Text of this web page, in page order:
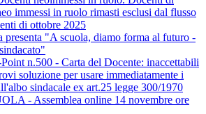
immessi in ruolo rimasti esclusi dal flusso
di ottobre 2025
presenta "A scuola, diamo forma al futuro -
n.500 - Carta del Docente: inaccettabili
soluzione per usare immediatamente i
sindacale ex art.25 legge 300/1970
- Assemblea online 14 novembre ore